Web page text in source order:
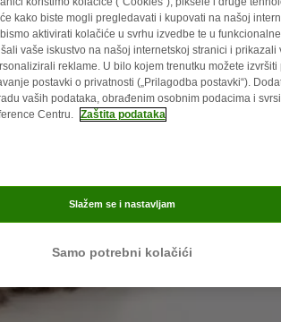
kako biste mogli pregledavati i kupovati na našoj
aktivirati kolačiće u svrhu izvedbe te u
vaše iskustvo na našoj internetskoj stranici i prikazali
reklame. U bilo kojem trenutku možete izvršiti
postavki o privatnosti („Prilagodba postavki“).
vaših podataka, obrađenim osobnim podacima i
Centru. Zaštita podataka
Samo potrebni kolačići
Slažem se i nastavljam